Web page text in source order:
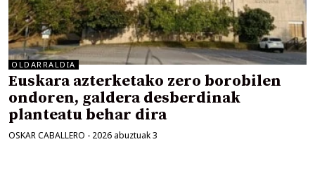
OLDARRALDIA
Euskara azterketako zero borobilen
ondoren, galdera desberdinak
planteatu behar dira
OSKAR CABALLERO - 2026 abuztuak 3